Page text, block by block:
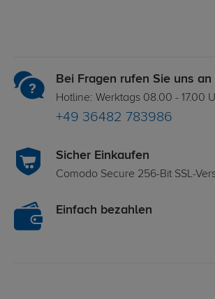
Bei Fragen rufen Sie uns an
Hotline: Werktags 08.00 - 17.00
+49 36482 783986
Sicher Einkaufen
Comodo Secure 256-Bit SSL-
Einfach bezahlen